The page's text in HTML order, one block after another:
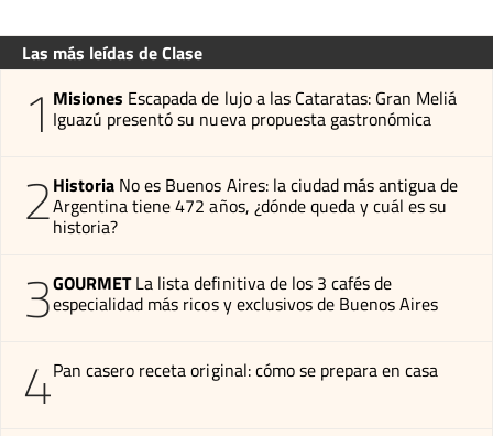
Las más leídas de Clase
1 Misiones Escapada de lujo a las Cataratas: Gran Meliá
Iguazú presentó su nueva propuesta gastronómica
2Historia No es Buenos Aires: la ciudad más antigua de
Argentina tiene 472 años, ¿dónde queda y cuál es su
historia?
3GOURMET La lista definitiva de los 3 cafés de
especialidad más ricos y exclusivos de Buenos Aires
4Pan casero receta original: cómo se prepara en casa